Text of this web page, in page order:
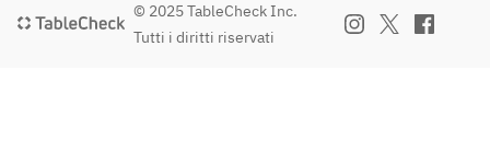
© 2025 TableCheck Inc.
Tutti i diritti riservati